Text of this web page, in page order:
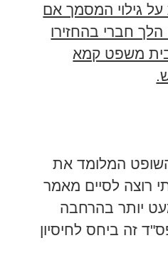
גילוי המסמך אם
הלך חברי בהחזירו
משפט קמא
השופט המלומד את
רוצה לסיים מאמר
יותר בהרחבה
זה ביחס לחיסיון